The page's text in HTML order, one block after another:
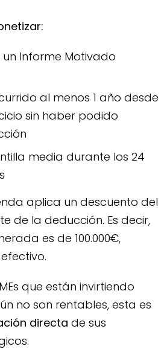
Informe Motivado
al menos 1 año desde
sin haber podido
media durante los 24
aplica un descuento del
de la deducción. Es decir,
es de 100.000€,
que están invirtiendo
no son rentables, esta es
directa de sus